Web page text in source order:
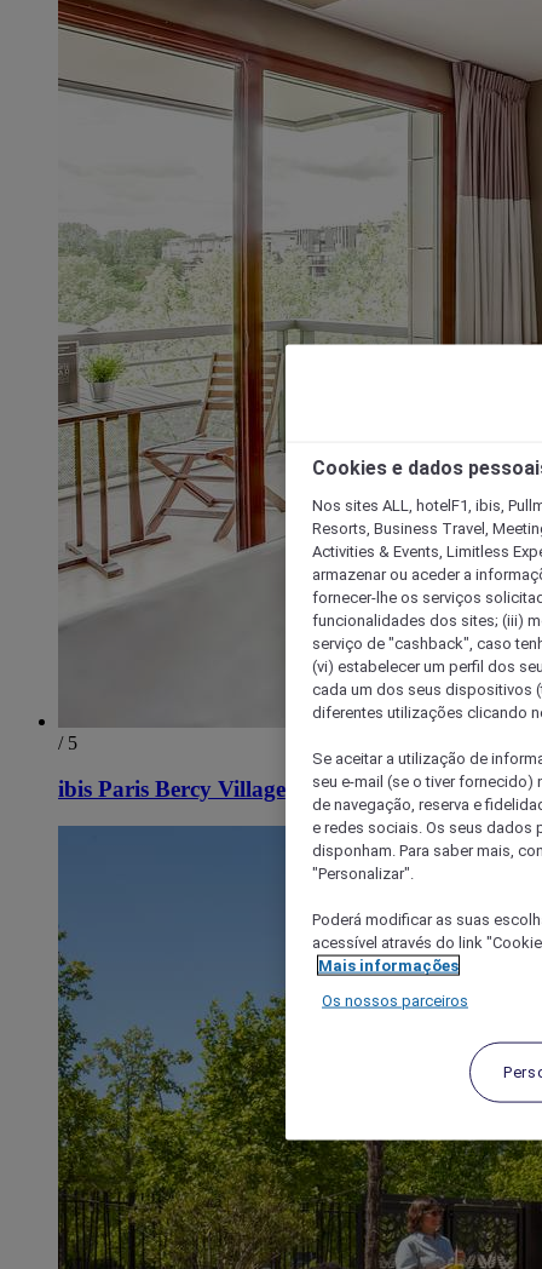
/ 5
ibis Paris Bercy Village 12ème
Cookies e dados
Nos sites ALL, hotelF1, ibis,
Resorts, Business Travel,
Activities & Events, Limitless
armazenar ou aceder a
fornecer-lhe os serviços
funcionalidades dos sites; (iii)
serviço de "cashback", caso
(vi) estabelecer um perfil dos
cada um dos seus dispositivos
diferentes utilizações clicando
Se aceitar a utilização de
seu e-mail (se o tiver
de navegação, reserva e
e redes sociais. Os seus dados
disponham. Para saber mais,
"Personalizar".
Poderá modificar as suas
acessível através do link
Mais informações
Os nossos parceiros